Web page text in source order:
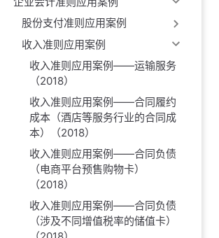
股份支付准则应用案例
收入准则应用案例
收入准则应用案例——运输服务
（2018）
收入准则应用案例——合同履约
成本（酒店等服务行业的合同成
本）（2018）
收入准则应用案例——合同负债
（电商平台预售购物卡）
（2018）
收入准则应用案例——合同负债
（涉及不同增值税率的储值卡）